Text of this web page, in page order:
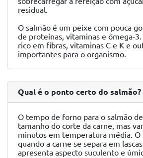
residual.
O salmão é um peixe com pouca
de proteínas, vitaminas e ômega-
rico em fibras, vitaminas C e K e
importantes para o organismo.
Qual é o ponto certo do salmão?
O tempo de forno para o salmão
tamanho do corte da carne, mas
minutos em temperatura média. O
quando a carne se separa em
apresenta aspecto suculento e